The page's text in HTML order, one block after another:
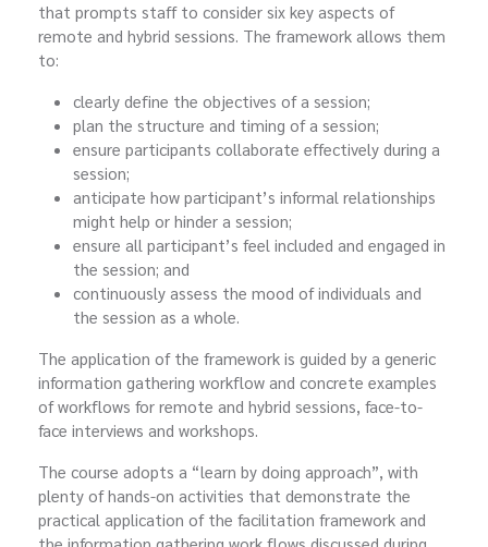
that prompts staff to consider six key aspects of
remote and hybrid sessions. The framework allows them
to:
clearly define the objectives of a session;
plan the structure and timing of a session;
ensure participants collaborate effectively during a
session;
anticipate how participant’s informal relationships
might help or hinder a session;
ensure all participant’s feel included and engaged in
the session; and
continuously assess the mood of individuals and
the session as a whole.
The application of the framework is guided by a generic
information gathering workflow and concrete examples
of workflows for remote and hybrid sessions, face-to-
face interviews and workshops.
The course adopts a “learn by doing approach”, with
plenty of hands-on activities that demonstrate the
practical application of the facilitation framework and